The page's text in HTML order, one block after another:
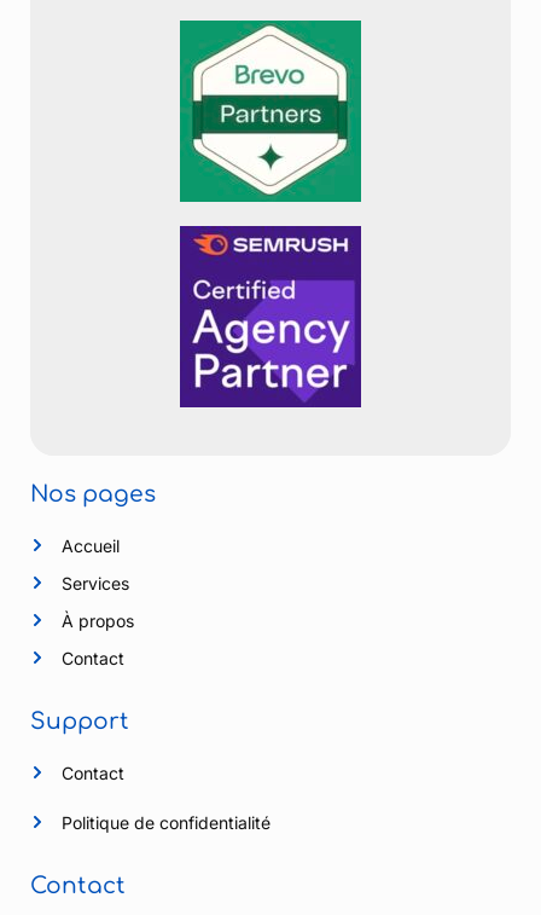
Nos pages
Accueil
Services
À propos
Contact
Support
Contact
Politique de confidentialité
Contact